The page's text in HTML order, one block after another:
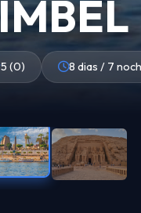
5 (0) 8 dias / 7